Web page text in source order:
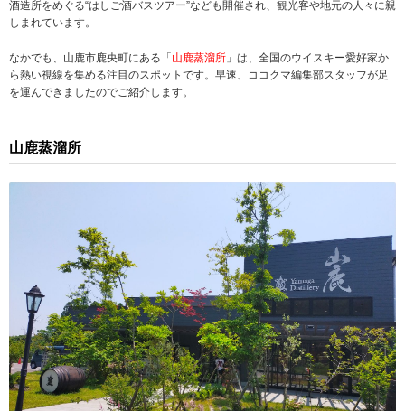
酒造所をめぐる“はしご酒バスツアー”なども開催され、観光客や地元の人々に親
しまれています。
なかでも、山鹿市鹿央町にある「山鹿蒸溜所 」は、全国のウイスキー愛好家か
ら熱い視線を集める注目のスポットです。早速、ココクマ編集部スタッフが足
を運んできましたのでご紹介します。
山鹿蒸溜所